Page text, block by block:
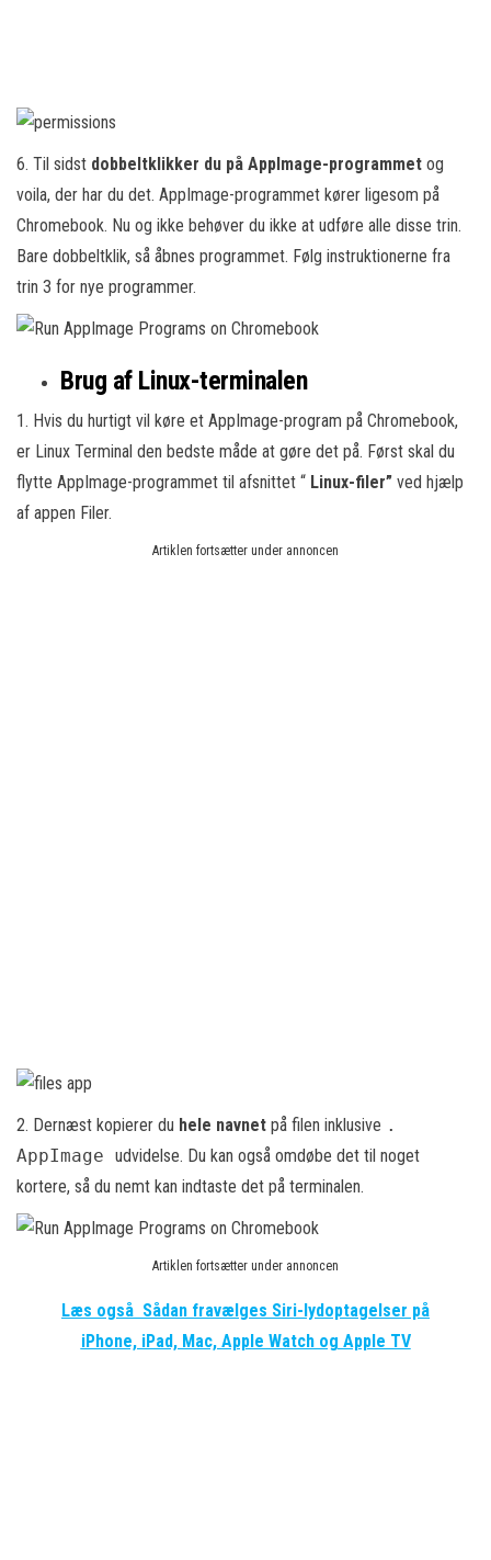
6. Til sidst dobbeltklikker du på AppImage-programmet og
voila, der har du det. AppImage-programmet kører ligesom på
Chromebook. Nu og ikke behøver du ikke at udføre alle disse trin.
Bare dobbeltklik, så åbnes programmet. Følg instruktionerne fra
trin 3 for nye programmer.
Brug af Linux-terminalen
1. Hvis du hurtigt vil køre et AppImage-program på Chromebook,
er Linux Terminal den bedste måde at gøre det på. Først skal du
flytte AppImage-programmet til afsnittet “ Linux-filer” ved hjælp
af appen Filer.
Artiklen fortsætter under annoncen
2. Dernæst kopierer du hele navnet på filen inklusive .
AppImage udvidelse. Du kan også omdøbe det til noget
kortere, så du nemt kan indtaste det på terminalen.
Artiklen fortsætter under annoncen
Læs også Sådan fravælges Siri-lydoptagelser på
iPhone, iPad, Mac, Apple Watch og Apple TV